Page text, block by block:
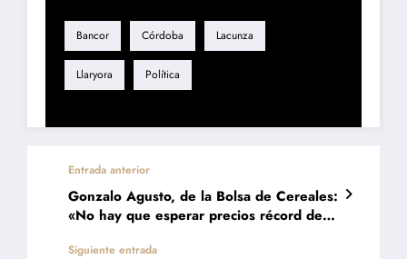
Bancor Córdoba Lacunza
Llaryora Política
Entrada anterior
Gonzalo Agusto, de la Bolsa de Cereales:
«No hay que esperar precios récord de
Siguiente entrada